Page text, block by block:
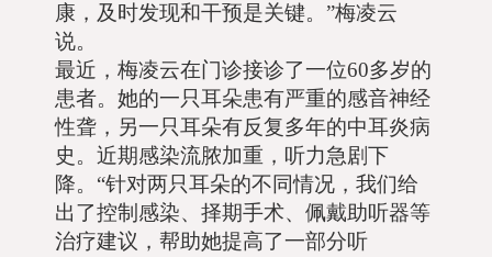
康，及时发现和干预是关键。”梅凌云
说。
最近，梅凌云在门诊接诊了一位60多岁的
患者。她的一只耳朵患有严重的感音神经
性聋，另一只耳朵有反复多年的中耳炎病
史。近期感染流脓加重，听力急剧下
降。“针对两只耳朵的不同情况，我们给
出了控制感染、择期手术、佩戴助听器等
治疗建议，帮助她提高了一部分听